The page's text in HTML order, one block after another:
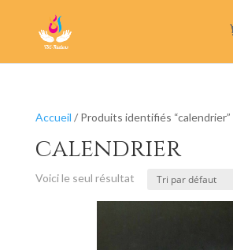
Accueil / Produits identifiés “calendrier”
calendrier
Voici le seul résultat